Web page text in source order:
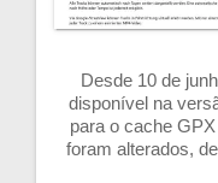
Desde 10 de
disponível na
para o cache
foram alterados,